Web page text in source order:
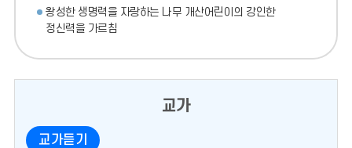
왕성한 생명력을 자랑하는 나무 개산어린이의 강인한
정신력을 가르침
교가
교가듣기